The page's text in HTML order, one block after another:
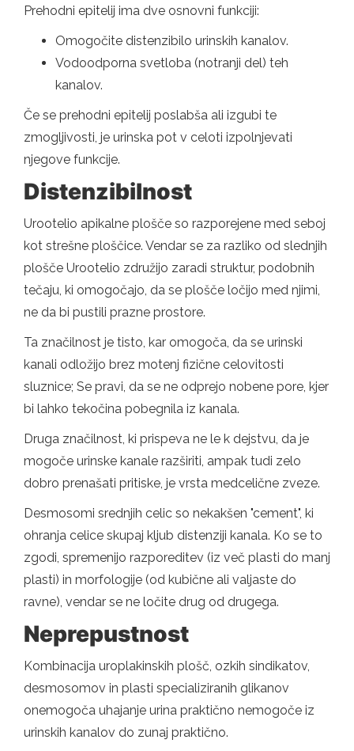
Prehodni epitelij ima dve osnovni funkciji:
Omogočite distenzibilo urinskih kanalov.
Vodoodporna svetloba (notranji del) teh
kanalov.
Če se prehodni epitelij poslabša ali izgubi te
zmogljivosti, je urinska pot v celoti izpolnjevati
njegove funkcije.
Distenzibilnost
Urootelio apikalne plošče so razporejene med seboj
kot strešne ploščice. Vendar se za razliko od slednjih
plošče Urootelio združijo zaradi struktur, podobnih
tečaju, ki omogočajo, da se plošče ločijo med njimi,
ne da bi pustili prazne prostore.
Ta značilnost je tisto, kar omogoča, da se urinski
kanali odložijo brez motenj fizične celovitosti
sluznice; Se pravi, da se ne odprejo nobene pore, kjer
bi lahko tekočina pobegnila iz kanala.
Druga značilnost, ki prispeva ne le k dejstvu, da je
mogoče urinske kanale razširiti, ampak tudi zelo
dobro prenašati pritiske, je vrsta medcelične zveze.
Desmosomi srednjih celic so nekakšen "cement", ki
ohranja celice skupaj kljub distenziji kanala. Ko se to
zgodi, spremenijo razporeditev (iz več plasti do manj
plasti) in morfologije (od kubične ali valjaste do
ravne), vendar se ne ločite drug od drugega.
Neprepustnost
Kombinacija uroplakinskih plošč, ozkih sindikatov,
desmosomov in plasti specializiranih glikanov
onemogoča uhajanje urina praktično nemogoče iz
urinskih kanalov do zunaj praktično.